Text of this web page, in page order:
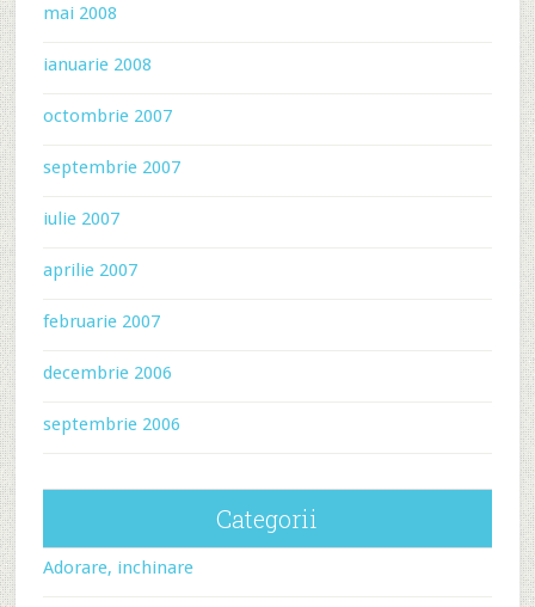
mai 2008
ianuarie 2008
octombrie 2007
septembrie 2007
iulie 2007
aprilie 2007
februarie 2007
decembrie 2006
septembrie 2006
Categorii
Adorare, inchinare